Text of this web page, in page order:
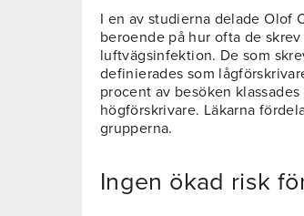
I en av studierna delade Olof
beroende på hur ofta de
luftvägsinfektion. De som
definierades som
procent av besöken
högförskrivare. Läkarna
grupperna.
Ingen ökad risk